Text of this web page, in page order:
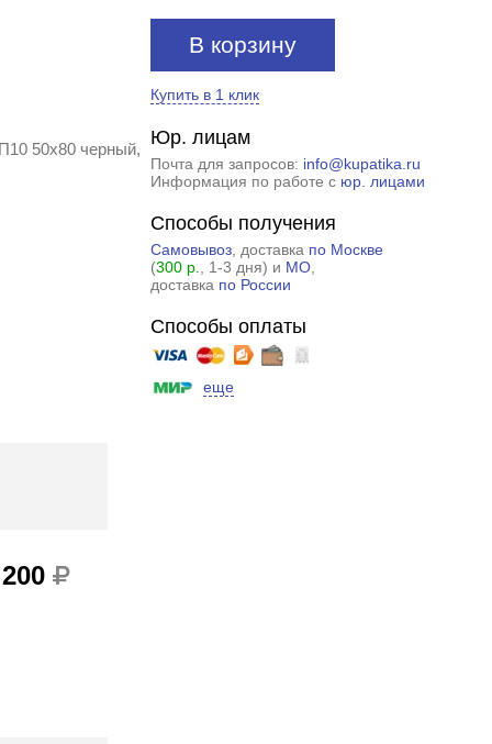
50x80 черный,
В корзину
Купить в 1 клик
Юр. лицам
Почта для запросов: info@kupatika.ru
Информация по работе с юр. лицами
Способы получения
Самовывоз, доставка по Москве
(300 р. , 1-3 дня) и МО,
доставка по России
Способы оплаты
еще